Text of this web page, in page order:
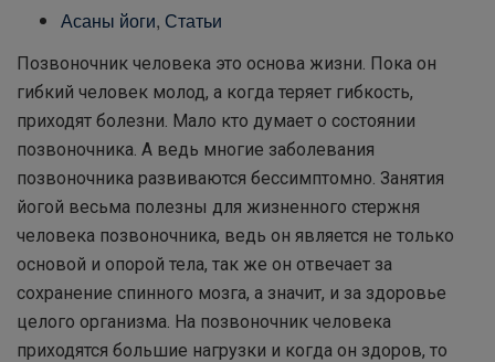
Асаны йоги, Статьи
Позвоночник человека это основа жизни. Пока он
гибкий человек молод, а когда теряет гибкость,
приходят болезни. Мало кто думает о состоянии
позвоночника. А ведь многие заболевания
позвоночника развиваются бессимптомно. Занятия
йогой весьма полезны для жизненного стержня
человека позвоночника, ведь он является не только
основой и опорой тела, так же он отвечает за
сохранение спинного мозга, а значит, и за здоровье
целого организма. На позвоночник человека
приходятся большие нагрузки и когда он здоров, то